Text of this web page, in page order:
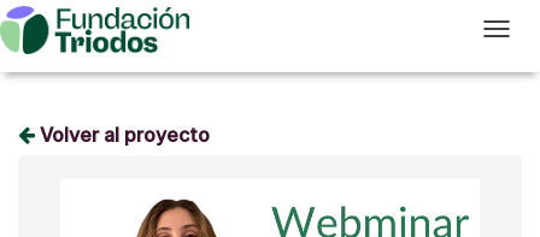
T
Volver al proyecto